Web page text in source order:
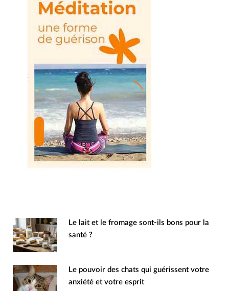
Le lait et le fromage sont-ils bons pour la
santé ?
Le pouvoir des chats qui guérissent votre
anxiété et votre esprit